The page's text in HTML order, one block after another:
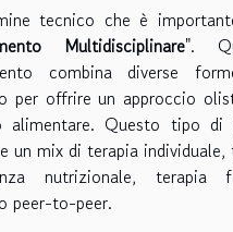
tecnico che è
Multidisciplinare".
combina diverse
per offrire un approccio
alimentare. Questo tipo di
un mix di terapia individuale,
nutrizionale, terapia
peer-to-peer.